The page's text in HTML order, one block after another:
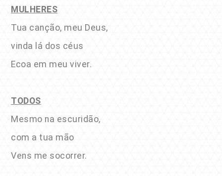
MULHERES
Tua canção, meu Deus,
vinda lá dos céus
Ecoa em meu viver.
TODOS
Mesmo na escuridão,
com a tua mão
Vens me socorrer.